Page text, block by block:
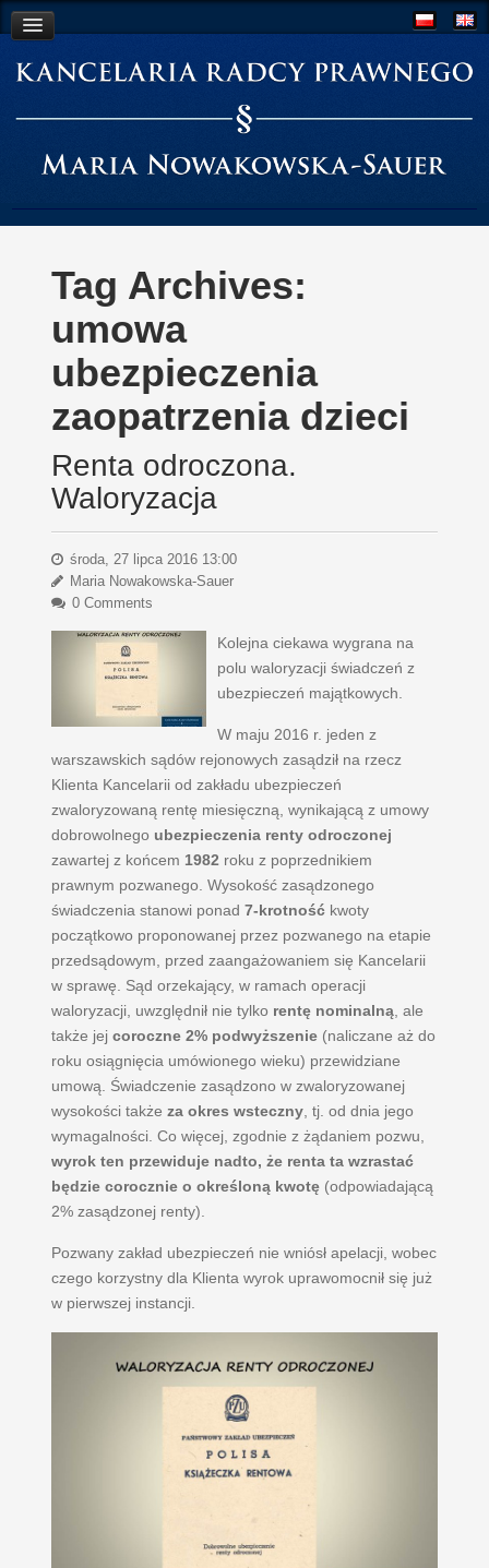
Współpraca
Aktualności
Tag Archives:
umowa
ubezpieczenia
zaopatrzenia dzieci
Renta odroczona.
Waloryzacja
środa, 27 lipca 2016 13:00
Maria Nowakowska-Sauer
0 Comments
Kolejna ciekawa wygrana na
polu waloryzacji świadczeń z
ubezpieczeń majątkowych.
W maju 2016 r. jeden z
warszawskich sądów rejonowych zasądził na rzecz
Klienta Kancelarii od zakładu ubezpieczeń
zwaloryzowaną rentę miesięczną, wynikającą z umowy
dobrowolnego ubezpieczenia renty odroczonej
zawartej z końcem 1982 roku z poprzednikiem
prawnym pozwanego. Wysokość zasądzonego
świadczenia stanowi ponad 7-krotność kwoty
początkowo proponowanej przez pozwanego na etapie
przedsądowym, przed zaangażowaniem się Kancelarii
w sprawę. Sąd orzekający, w ramach operacji
waloryzacji, uwzględnił nie tylko rentę nominalną, ale
także jej coroczne 2% podwyższenie(naliczane aż do
roku osiągnięcia umówionego wieku) przewidziane
umową. Świadczenie zasądzono w zwaloryzowanej
wysokości także za okres wsteczny, tj. od dnia jego
wymagalności. Co więcej, zgodnie z żądaniem pozwu,
wyrok ten przewiduje nadto, że renta ta wzrastać
będzie corocznie o określoną kwotę(odpowiadającą
2% zasądzonej renty).
Pozwany zakład ubezpieczeń nie wniósł apelacji, wobec
czego korzystny dla Klienta wyrok uprawomocnił się już
w pierwszej instancji.